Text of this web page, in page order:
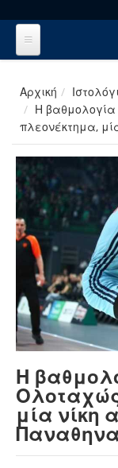
Αρχική
Η βαθμολογία
πλεονέκτημα,
Η
μία νίκη